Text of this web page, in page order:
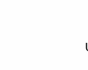
email
un